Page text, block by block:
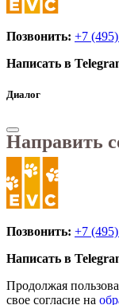
Позвонить: +7
Написать в
Диалог
Направить
Позвонить: +7
Написать в
Продолжая
свое согласие на